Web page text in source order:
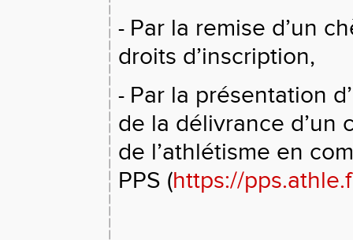
- Par la remise d’un
droits d’inscription,
- Par la présentation
de la délivrance d’un
de l’athlétisme en
PPS (https://